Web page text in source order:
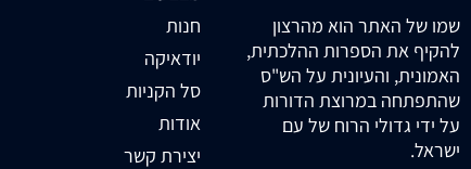
שמו של האתר הוא מהרצון
להקיף את הספרות ההלכתית,
האמונית, והעיונית על הש"ס
שהתפתחה במרוצת הדורות
על ידי גדולי הרוח של עם
ישראל.
חנות
יודאיקה
סל הקניות
אודות
יצירת קשר